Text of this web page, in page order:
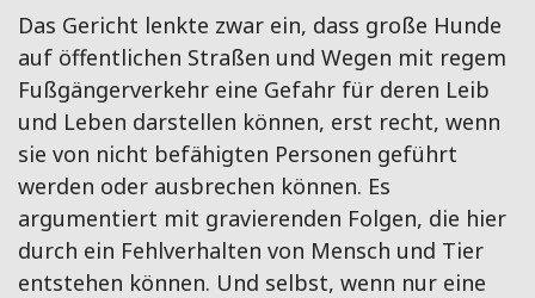
Das Gericht lenkte zwar ein, dass große Hunde
auf öffentlichen Straßen und Wegen mit regem
Fußgängerverkehr eine Gefahr für deren Leib
und Leben darstellen können, erst recht, wenn
sie von nicht befähigten Personen geführt
werden oder ausbrechen können. Es
argumentiert mit gravierenden Folgen, die hier
durch ein Fehlverhalten von Mensch und Tier
entstehen können. Und selbst, wenn nur eine